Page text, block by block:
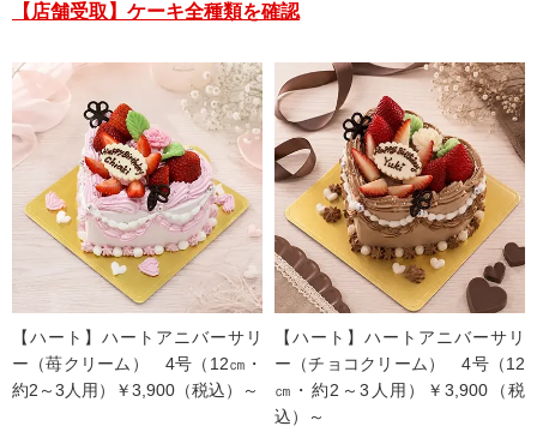
【店舗受取】ケーキ全種類を確認
【ハート】ハートアニバーサリ
ー（苺クリーム） 4号（12㎝・
約2～3人用）￥3,900（税込）～
【ハート】ハートアニバーサリ
ー（チョコクリーム） 4号（12
㎝・約2～3人用）￥3,900（税
込）～